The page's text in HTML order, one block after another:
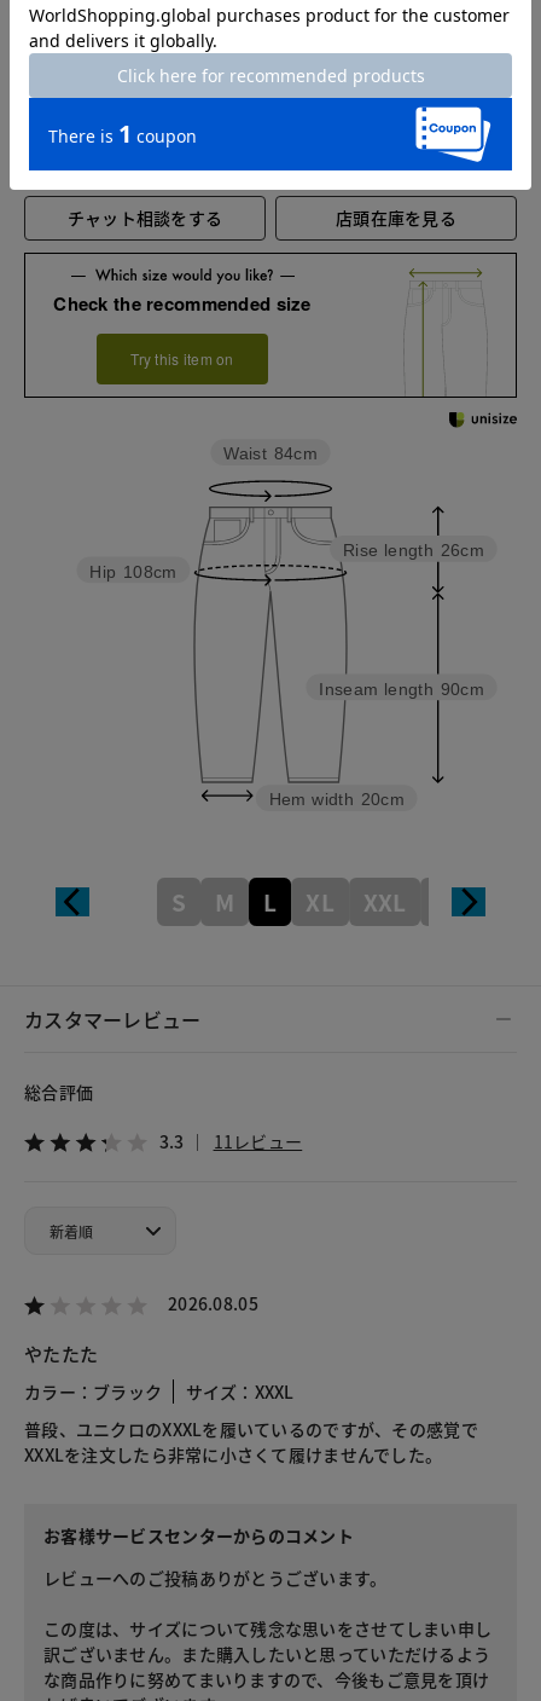
XXL 92 116 27 90 21
98 122 28 90
チャット相談をする 店頭在庫を見る
Check the recommended size
Try this item on
Inseam length 90cm
Rise length 26cm
Hem width 20cm
Hip 108cm
Waist 84cm
S M L XL XXL XXXL
カスタマーレビュー
総合評価
3.3 11レビュー
2026.08.05
やたたた
カラー：ブラック
サイズ：XXXL
普段、ユニクロのXXXLを履いているのですが、その感覚で
XXXLを注文したら非常に小さくて履けませんでした。
お客様サービスセンターからのコメント
レビューへのご投稿ありがとうございます。
この度は、サイズについて残念な思いをさせてしまい申し
訳ございません。また購入したいと思っていただけるよう
な商品作りに努めてまいりますので、今後もご意見を頂け